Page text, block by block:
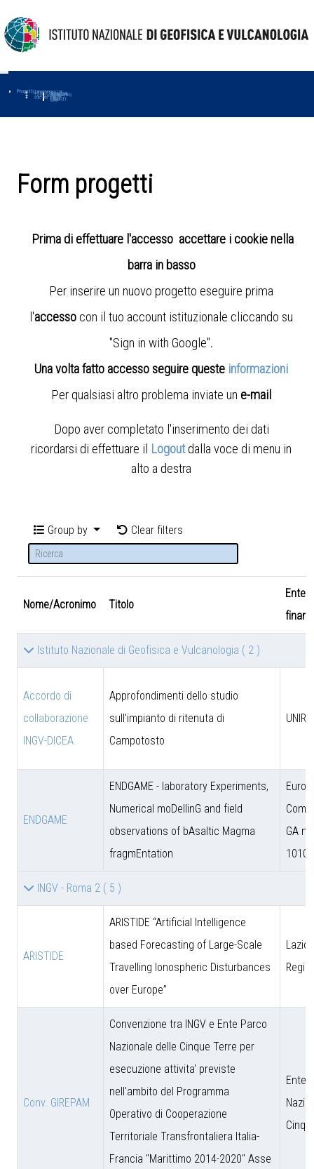
Progetti
Progetti Dipartimentali
AmbienteAmused
Macmap
Tropomag
TerremotiFurther
Muse
Vulcani First
Impact
Love-cf
Uno
Form progetti
Prima di effettuare l'accesso accettare i cookie nella
barra in basso
Per inserire un nuovo progetto eseguire prima
l'accesso con il tuo account istituzionale cliccando su
"Sign in with Google".
Una volta fatto accesso seguire queste informazioni
Per qualsiasi altro problema inviate un e-mail
Dopo aver completato l'inserimento dei dati
ricordarsi di effettuare il Logout dalla voce di menu in
alto a destra
Group by Clear filters
Nome/Acronimo Titolo
Ente
Istituto Nazionale di Geofisica e Vulcanologia ( 2 )
Accordo di
collaborazione
INGV-DICEA
Approfondimenti dello studio
sull'impianto di ritenuta di
Campotosto
ENDGAME
ENDGAME - laboratory Experiments,
Numerical moDellinG and field
observations of bAsaltic Magma
fragmEntation
GA n.
INGV - Roma 2 ( 5 )
ARISTIDE
ARISTIDE “Artificial Intelligence
based Forecasting of Large-Scale
Travelling Ionospheric Disturbances
over Europe”
Lazio
Conv. GIREPAM
Convenzione tra INGV e Ente Parco
Nazionale delle Cinque Terre per
esecuzione attivita' previste
nell'ambito del Programma
Operativo di Cooperazione
Territoriale Transfrontaliera Italia-
Francia "Marittimo 2014-2020" Asse
Ente